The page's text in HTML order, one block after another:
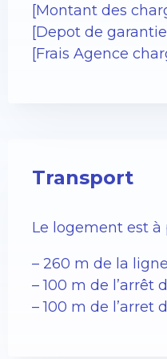
[Montant des
[Depot de
[Frais Agence
Transport
Le logement est
– 260 m de la
– 100 m de l’arrêt
– 100 m de l’arret